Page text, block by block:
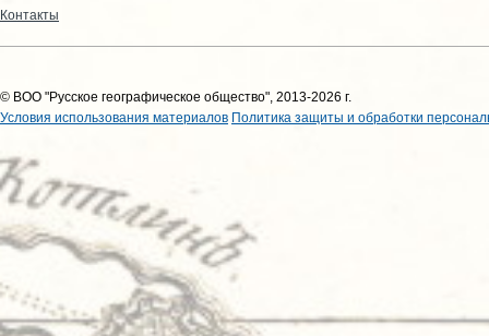
Контакты
© ВОО "Русское географическое общество", 2013-2026 г.
Условия использования материалов Политика защиты и обработки